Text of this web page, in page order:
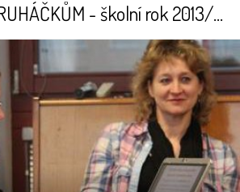
POMÁHÁME DRUHÁČKŮM - školní rok 2013/2014